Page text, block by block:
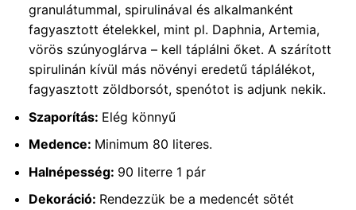
granulátummal, spirulinával és alkalmanként
fagyasztott ételekkel, mint pl. Daphnia, Artemia,
vörös szúnyoglárva – kell táplálni őket. A szárított
spirulinán kívül más növényi eredetű táplálékot,
fagyasztott zöldborsót, spenótot is adjunk nekik.
Szaporítás: Elég könnyű
Medence: Minimum 80 literes.
Halnépesség: 90 literre 1 pár
Dekoráció: Rendezzük be a medencét sötét